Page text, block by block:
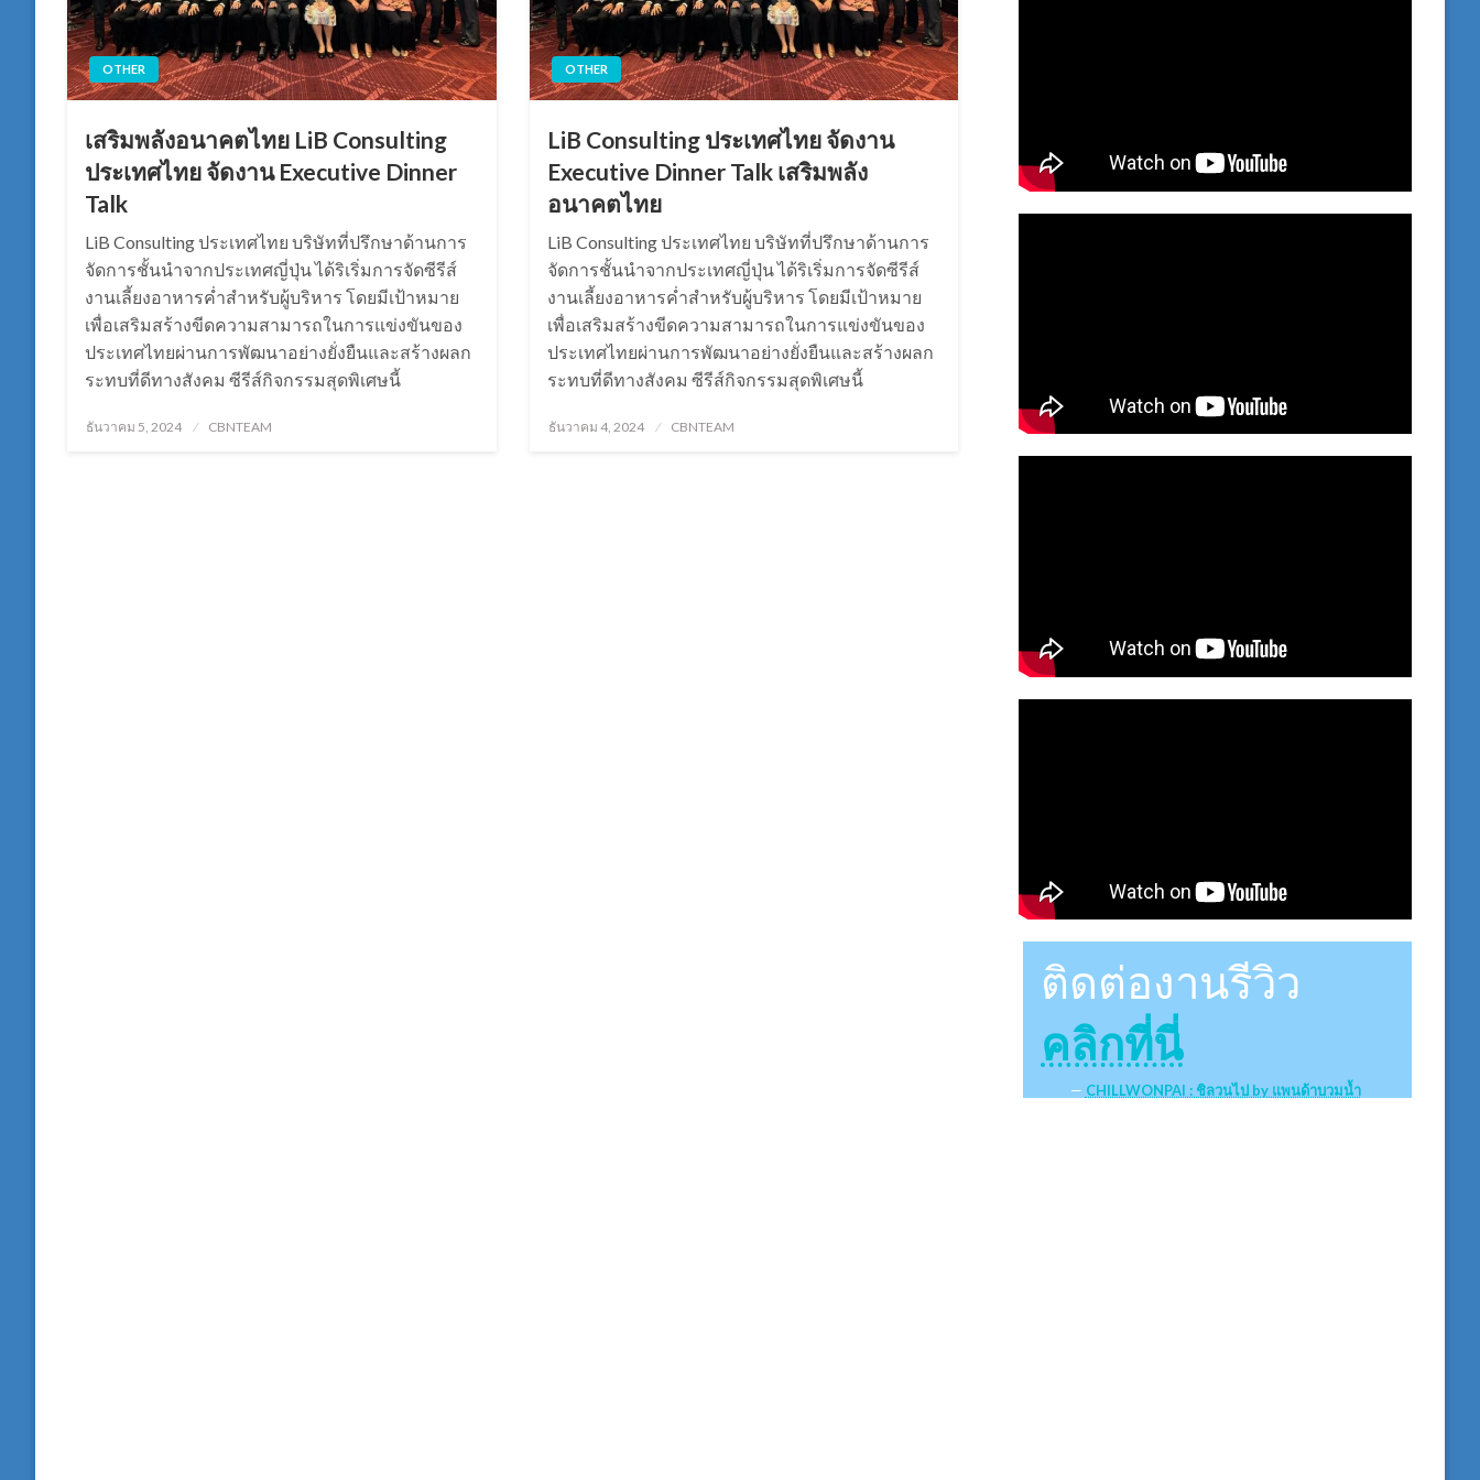
OTHER
เสริมพลังอนาคตไทย LiB Consulting
ประเทศไทย จัดงาน Executive Dinner
Talk
LiB Consulting ประเทศไทย บริษัทที่ปรึกษาด้านการ
จัดการชั้นนำจากประเทศญี่ปุ่น ได้ริเริ่มการจัดซีรีส์
งานเลี้ยงอาหารค่ำสำหรับผู้บริหาร โดยมีเป้าหมาย
เพื่อเสริมสร้างขีดความสามารถในการแข่งขันของ
ประเทศไทยผ่านการพัฒนาอย่างยั่งยืนและสร้างผลก
ระทบที่ดีทางสังคม ซีรีส์กิจกรรมสุดพิเศษนี้
Posted
ธันวาคม 5, 2024 CBNTEAM
OTHER
LiB Consulting ประเทศไทย จัดงาน
Executive Dinner Talk เสริมพลัง
อนาคตไทย
LiB Consulting ประเทศไทย บริษัทที่ปรึกษาด้านการ
จัดการชั้นนำจากประเทศญี่ปุ่น ได้ริเริ่มการจัดซีรีส์
งานเลี้ยงอาหารค่ำสำหรับผู้บริหาร โดยมีเป้าหมาย
เพื่อเสริมสร้างขีดความสามารถในการแข่งขันของ
ประเทศไทยผ่านการพัฒนาอย่างยั่งยืนและสร้างผลก
ระทบที่ดีทางสังคม ซีรีส์กิจกรรมสุดพิเศษนี้
Posted
ธันวาคม 4, 2024 CBNTEAM
ติดต่องานรีวิว
คลิกที่นี่
CHILLWONPAI : ชิลวนไป by แพนด้าบวมน้ำ